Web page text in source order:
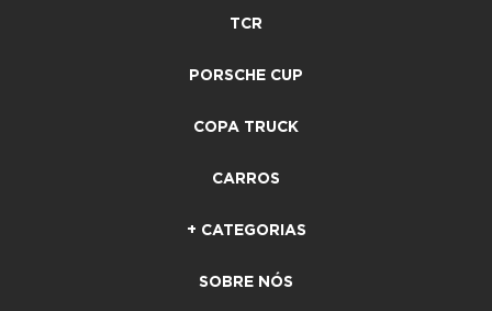
TCR
PORSCHE CUP
COPA TRUCK
CARROS
+ CATEGORIAS
SOBRE NÓS